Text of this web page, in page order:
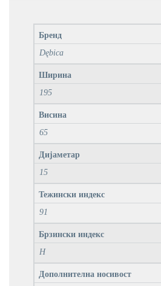
Бренд
Dębica
Ширина
195
Висина
65
Дијаметар
15
Тежински индекс
91
Брзински индекс
H
Дополнителна носивост